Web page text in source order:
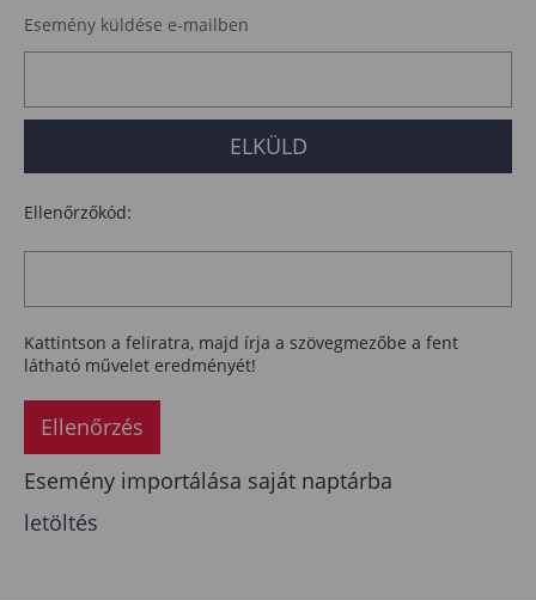
Esemény küldése e-mailben
Ellenőrzőkód:
Kattintson a feliratra, majd írja a szövegmezőbe a fent
látható művelet eredményét!
Ellenőrzés
Esemény importálása saját naptárba
letöltés